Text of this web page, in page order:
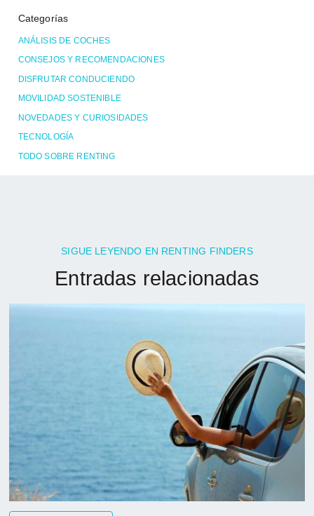
Categorías
ANÁLISIS DE COCHES
CONSEJOS Y RECOMENDACIONES
DISFRUTAR CONDUCIENDO
MOVILIDAD SOSTENIBLE
NOVEDADES Y CURIOSIDADES
TECNOLOGÍA
TODO SOBRE RENTING
SIGUE LEYENDO EN RENTING FINDERS
Entradas relacionadas